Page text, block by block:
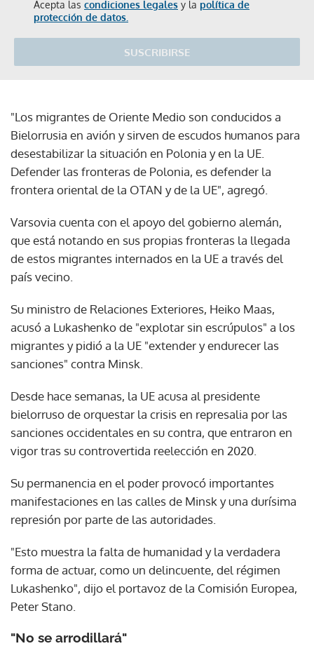
Acepta las condiciones legales y la política de
protección de datos.
SUSCRIBIRSE
"Los migrantes de Oriente Medio son conducidos a
Bielorrusia en avión y sirven de escudos humanos para
desestabilizar la situación en Polonia y en la UE.
Defender las fronteras de Polonia, es defender la
frontera oriental de la OTAN y de la UE", agregó.
Varsovia cuenta con el apoyo del gobierno alemán,
que está notando en sus propias fronteras la llegada
de estos migrantes internados en la UE a través del
país vecino.
Su ministro de Relaciones Exteriores, Heiko Maas,
acusó a Lukashenko de "explotar sin escrúpulos" a los
migrantes y pidió a la UE "extender y endurecer las
sanciones" contra Minsk.
Desde hace semanas, la UE acusa al presidente
bielorruso de orquestar la crisis en represalia por las
sanciones occidentales en su contra, que entraron en
vigor tras su controvertida reelección en 2020.
Su permanencia en el poder provocó importantes
manifestaciones en las calles de Minsk y una durísima
represión por parte de las autoridades.
"Esto muestra la falta de humanidad y la verdadera
forma de actuar, como un delincuente, del régimen
Lukashenko", dijo el portavoz de la Comisión Europea,
Peter Stano.
"No se arrodillará"